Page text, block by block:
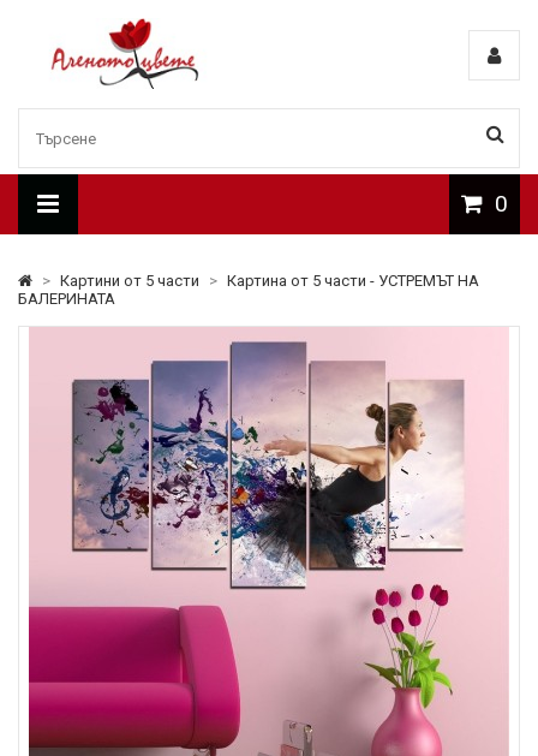
0
> Картини от 5 части > Картина от 5 части - УСТРЕМЪТ НА
БАЛЕРИНАТА